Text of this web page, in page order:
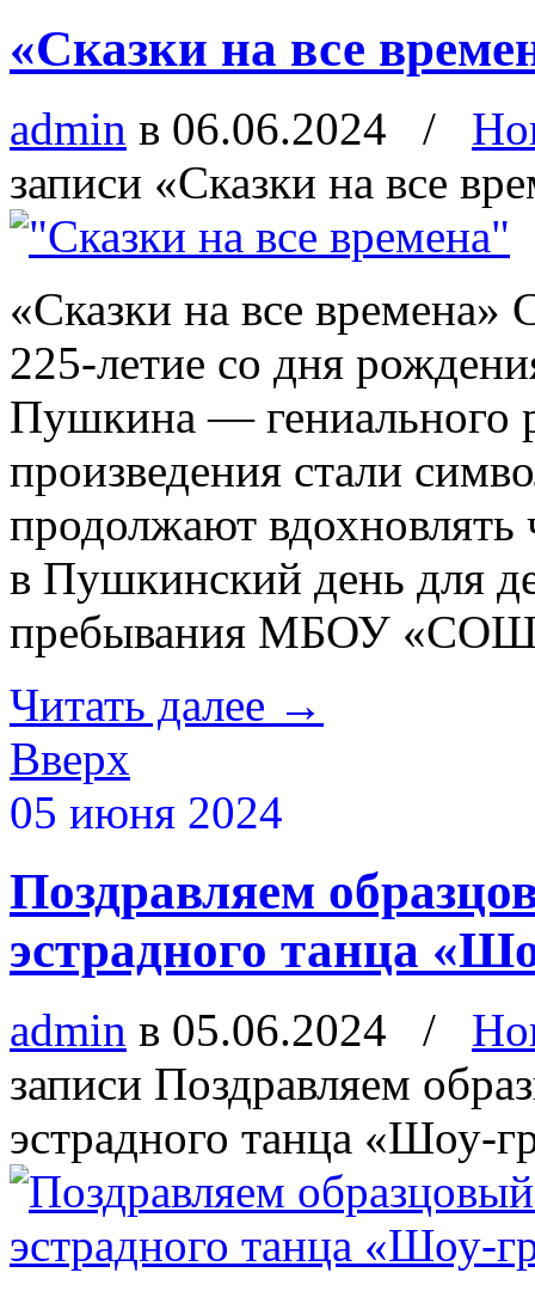
«Сказки на все
admin в 06.06.2024 /
записи «Сказки на все
«Сказки на все времена»
225-летие со дня
Пушкина — гениального
произведения стали
продолжают вдохновлять
в Пушкинский день для
пребывания МБОУ
Читать далее →
Вверх
05 июня 2024
Поздравляем
эстрадного танца
admin в 05.06.2024 /
записи Поздравляем
эстрадного танца «Шоу-